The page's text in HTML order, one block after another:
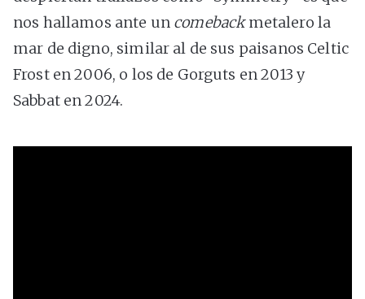
nos hallamos ante un comebackmetalero la
mar de digno, similar al de sus paisanos Celtic
Frost en 2006, o los de Gorguts en 2013 y
Sabbat en 2024.